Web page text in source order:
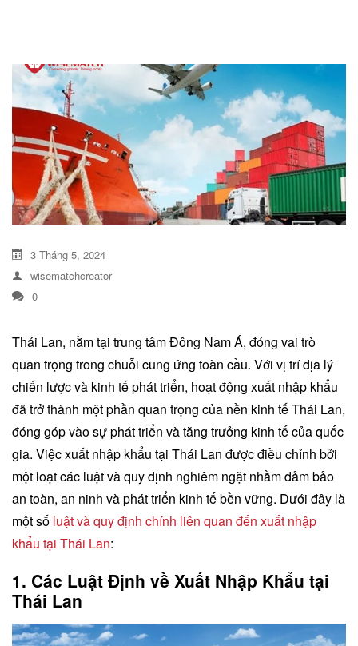
3 Tháng 5, 2024
wisematchcreator
0
Thái Lan, nằm tại trung tâm Đông Nam Á, đóng vai trò
quan trọng trong chuỗi cung ứng toàn cầu. Với vị trí địa lý
chiến lược và kinh tế phát triển, hoạt động xuất nhập khẩu
đã trở thành một phần quan trọng của nền kinh tế Thái Lan,
đóng góp vào sự phát triển và tăng trưởng kinh tế của quốc
gia. Việc xuất nhập khẩu tại Thái Lan được điều chỉnh bởi
một loạt các luật và quy định nghiêm ngặt nhằm đảm bảo
an toàn, an ninh và phát triển kinh tế bền vững. Dưới đây là
một số luật và quy định chính liên quan đến xuất nhập
khẩu tại Thái Lan:
1. Các Luật Định về Xuất Nhập Khẩu tại
Thái Lan